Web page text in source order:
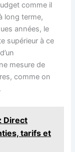
comme il
long terme,
années, le
supérieur à ce
mesure de
comme on
Direct
tarifs et